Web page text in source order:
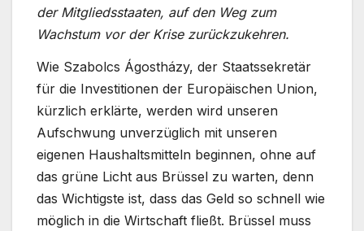
der Mitgliedsstaaten, auf den Weg zum
Wachstum vor der Krise zurückzukehren.
Wie Szabolcs Ágostházy, der Staatssekretär
für die Investitionen der Europäischen Union,
kürzlich erklärte, werden wird unseren
Aufschwung unverzüglich mit unseren
eigenen Haushaltsmitteln beginnen, ohne auf
das grüne Licht aus Brüssel zu warten, denn
das Wichtigste ist, dass das Geld so schnell wie
möglich in die Wirtschaft fließt. Brüssel muss